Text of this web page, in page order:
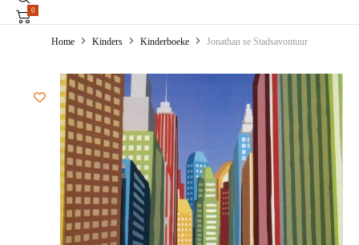
0
Home Kinders Kinderboeke Jonathan se Stadsavontuur